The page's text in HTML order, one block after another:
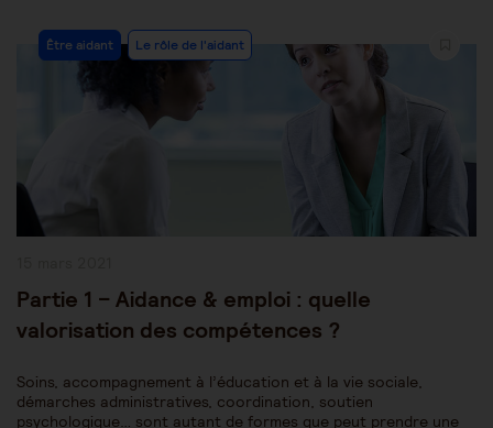
Post
Category:
Être aidant Le rôle de l'aidant
Partie 1 – Aidance & emploi : quelle
valorisation des compétences ?
Soins, accompagnement à l’éducation et à la vie sociale,
démarches administratives, coordination, soutien
psychologique… sont autant de formes que peut prendre une